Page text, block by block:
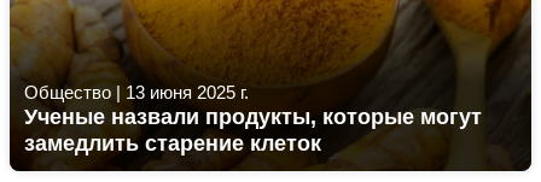
Общество | 13 июня 2025 г.
Ученые назвали продукты, которые могут
замедлить старение клеток